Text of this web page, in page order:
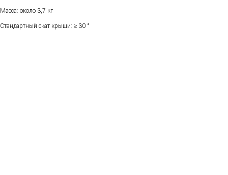
Масса: около 3,7 кг
Стандартный скат крыши: ≥ 30 °